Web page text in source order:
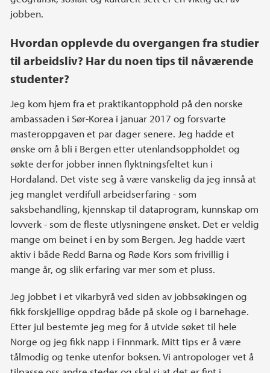
jobben.
Hvordan opplevde du overgangen fra studier
til arbeidsliv? Har du noen tips til nåværende
studenter?
Jeg kom hjem fra et praktikantopphold på den norske
ambassaden i Sør-Korea i januar 2017 og forsvarte
masteroppgaven et par dager senere. Jeg hadde et
ønske om å bli i Bergen etter utenlandsoppholdet og
søkte derfor jobber innen flyktningsfeltet kun i
Hordaland. Det viste seg å være vanskelig da jeg innså at
jeg manglet verdifull arbeidserfaring - som
saksbehandling, kjennskap til dataprogram, kunnskap om
lovverk - som de fleste utlysningene ønsket. Det er veldig
mange om beinet i en by som Bergen. Jeg hadde vært
aktiv i både Redd Barna og Røde Kors som frivillig i
mange år, og slik erfaring var mer som et pluss.
Jeg jobbet i et vikarbyrå ved siden av jobbsøkingen og
fikk forskjellige oppdrag både på skole og i barnehage.
Etter jul bestemte jeg meg for å utvide søket til hele
Norge og jeg fikk napp i Finnmark. Mitt tips er å være
tålmodig og tenke utenfor boksen. Vi antropologer vet å